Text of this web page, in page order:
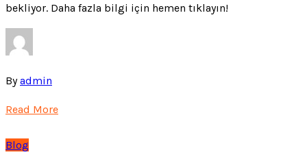
bekliyor. Daha fazla bilgi için hemen tıklayın!
Byadmin
Read More
Blog